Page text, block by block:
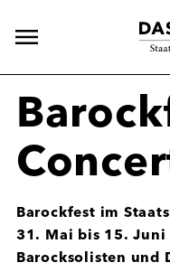
Hauptnavigation
Barockfest im
31. Mai bis 15.
Barocksolisten und